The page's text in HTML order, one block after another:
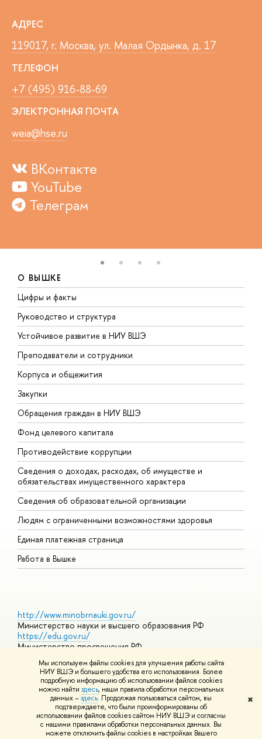
Мы используем файлы cookies для улучшения работы сайта
НИУ ВШЭ и большего удобства его использования. Более
подробную информацию об использовании файлов cookies
можно найти здесь, наши правила обработки персональных
данных –здесь. Продолжая пользоваться сайтом, вы
подтверждаете, что были проинформированы об
использовании файлов cookies сайтом НИУ ВШЭ и согласны
с нашими правилами обработки персональных данных. Вы
можете отключить файлы cookies в настройках Вашего
✖
АДРЕС
119017, г. Москва, ул. Малая Ордынка, д. 17
ТЕЛЕФОН
+7 (495) 916-88-69
ЭЛЕКТРОННАЯ ПОЧТА
weia@hse.ru
ВКонтакте
YouTube
Телеграм
О ВЫШКЕ
Цифры и факты
Руководство и структура
Устойчивое развитие в НИУ ВШЭ
Преподаватели и сотрудники
Корпуса и общежития
Закупки
Обращения граждан в НИУ ВШЭ
Фонд целевого капитала
Противодействие коррупции
Сведения о доходах, расходах, об имуществе и
обязательствах имущественного характера
Сведения об образовательной организации
Людям с ограниченными возможностями здоровья
Единая платежная страница
Работа в Вышке
http://www.minobrnauki.gov.ru/
Министерство науки и высшего образования РФ
https://edu.gov.ru/
Министерство просвещения РФ
https://elearning.hse.ru/mooc
Массовые открытые онлайн-курсы
© НИУ ВШЭ 1993–2026 Адреса и контактыУсловия
использования материалов Политика конфиденциальности
Шрифты HSE Sans и HSE Slab разработаны вШколе дизайна НИУ